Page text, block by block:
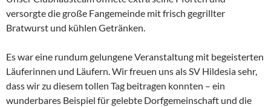
versorgte die große Fangemeinde mit frisch gegrillter
Bratwurst und kühlen Getränken.
Es war eine rundum gelungene Veranstaltung mit begeisterten
Läuferinnen und Läufern. Wir freuen uns als SV Hildesia sehr,
dass wir zu diesem tollen Tag beitragen konnten – ein
wunderbares Beispiel für gelebte Dorfgemeinschaft und die